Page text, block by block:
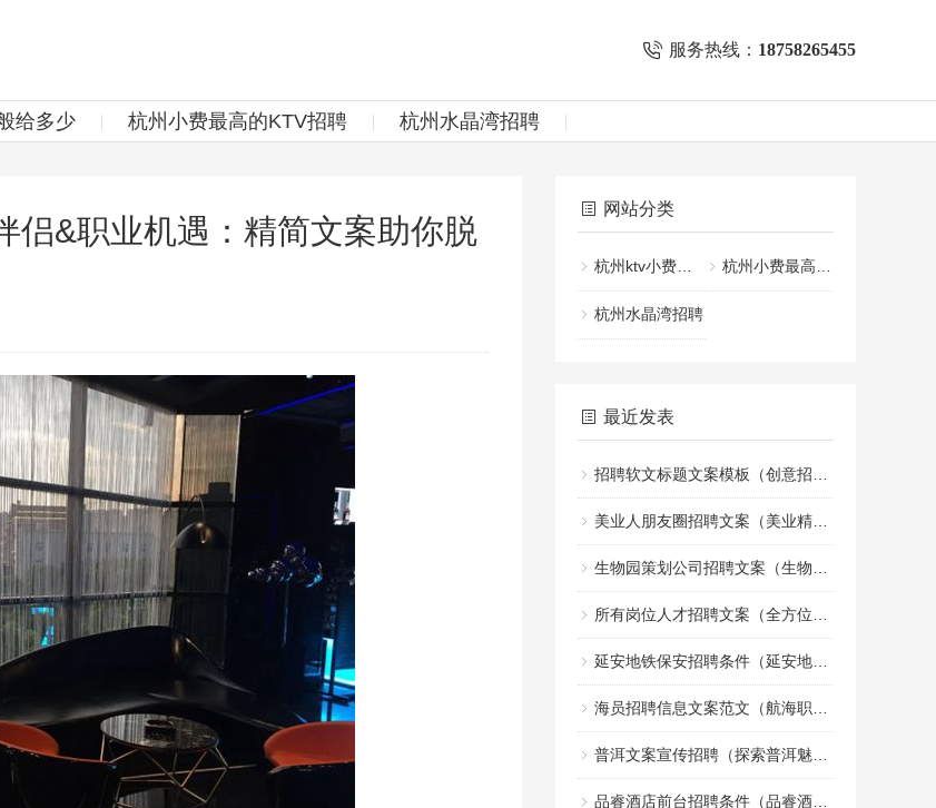
服务热线： 18758265455
给多少 杭州小费最高的KTV招聘 杭州水晶湾招聘
侣&职业机遇：精简文案助你脱
网站分类
杭州ktv小费一般给多少 杭州小费最高的KTV招聘
杭州水晶湾招聘
最近发表
招聘软文标题文案模板（创意招聘文案标题设计指南）
美业人朋友圈招聘文案（美业精英招募令：共创美丽事业的朋友圈）
生物园策划公司招聘文案（生物园策划团队诚邀创意文案加入）
所有岗位人才招聘文案（全方位职位人才招募宣传文案）
延安地铁保安招聘条件（延安地铁安保人员招聘标准）
海员招聘信息文案范文（航海职业机会招募启事文案示例）
普洱文案宣传招聘（探索普洱魅力，诚邀创意宣传人才加盟）
品睿酒店前台招聘条件（品睿酒店前台岗位应聘要求）